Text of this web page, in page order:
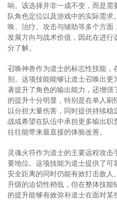
响。该选择并非一成不变，而是需
队角色定位以及游戏中的实际需
唤、治疗、攻击与辅助等多个方面
发展方向与战术价值，因此在进
分了解。
召唤神兽作为道士的标志性技能，
别。这项技能能够让道士召唤出更
著提升了角色的输出能力，还增
的提升十分明显，特别是在单人
以分担大量伤害，同时提供持续
战或希望在队伍中承担更多输出职
往往能带来最直接的体验改善。
灵魂火符作为道士的主要远程攻
要地位。这项技能为道士提供了
安全距离的同时仍能有效打击敌人
升级的迫切性稍低，但在整体技
的提升能够有效弥补道士在面对某